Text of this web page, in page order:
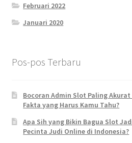
Februari 2022
Januari 2020
Pos-pos Terbaru
Bocoran Admin Slot Paling
Fakta yang Harus Kamu Tahu?
Apa Sih yang Bikin Bagua Slot
Pecinta Judi Online di Indonesia?